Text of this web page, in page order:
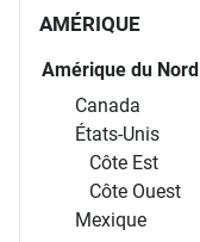
AMÉRIQUE
Amérique du Nord
Canada
États-Unis
Côte Est
Côte Ouest
Mexique